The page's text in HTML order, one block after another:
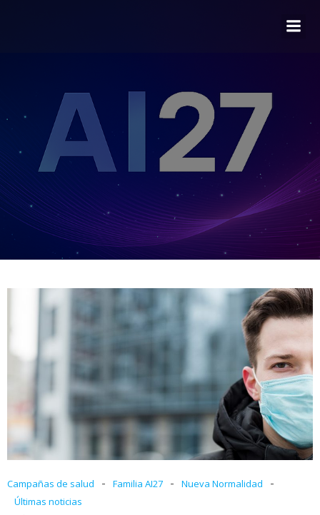
Campañas de salud - Familia AI27 - Nueva Normalidad -
Últimas noticias